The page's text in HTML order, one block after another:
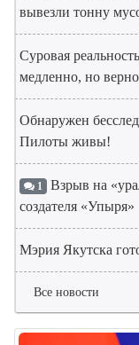
вывезли тонну
Суровая
медленно, но
Обнаружен
Пилоты живы!
1 Взрыв на
создателя «Упыря»
Мэрия Якутска
Все новости